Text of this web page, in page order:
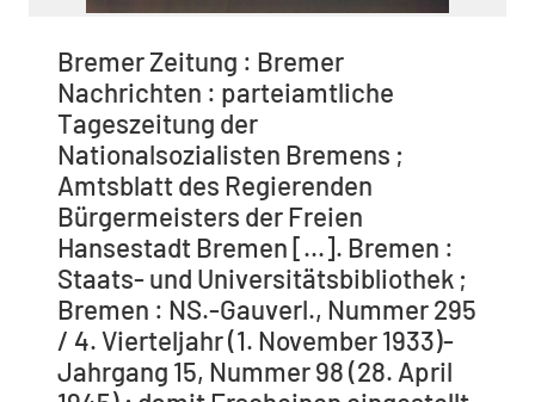
Bremer Zeitung : Bremer
Nachrichten : parteiamtliche
Tageszeitung der
Nationalsozialisten Bremens ;
Amtsblatt des Regierenden
Bürgermeisters der Freien
Hansestadt Bremen [...]. Bremen :
Staats- und Universitätsbibliothek ;
Bremen : NS.-Gauverl., Nummer 295
/ 4. Vierteljahr (1. November 1933)-
Jahrgang 15, Nummer 98 (28. April